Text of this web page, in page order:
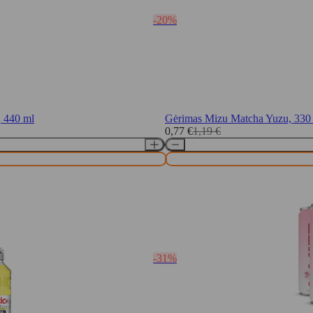
-20%
440 ml
Gėrimas Mizu Matcha Yuzu,
1,19€
Original
price
was:
0,77 €
Current
price
is:
-31%